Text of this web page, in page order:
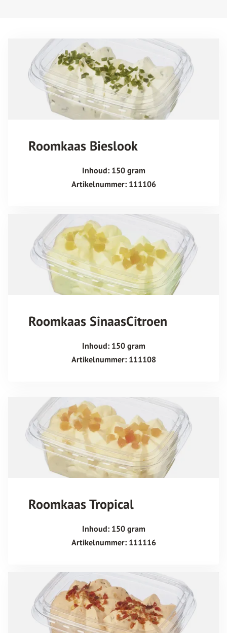
Roomkaas Bieslook
Inhoud: 150 gram
Artikelnummer: 111106
Roomkaas SinaasCitroen
Inhoud: 150 gram
Artikelnummer: 111108
Roomkaas Tropical
Inhoud: 150 gram
Artikelnummer: 111116